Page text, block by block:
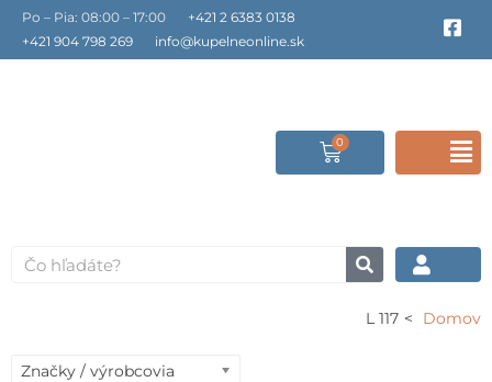
Preskočiť
Po – Pia: 08:00 – 17:00
+421 2 6383 0138
+421 904 798 269
info@kupelneonline.sk
F
a
c
o
k
-
r
0
Cart
Vyhľadať
Domov
117 L
Značky / výrobcovia